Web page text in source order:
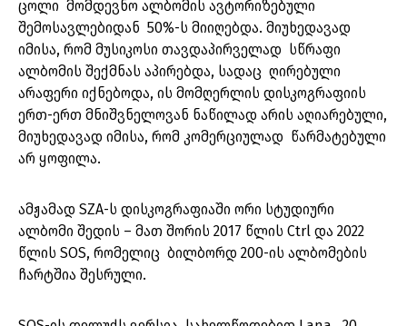
ცოლი მომდევნო ალბომის ავტორიზებული
შემოსავლებიდან 50%-ს მიიღებდა. მიუხედავად
იმისა, რომ მუსიკოსი თავდაპირველად სწრაფი
ალბომის შექმნას აპირებდა, სადაც ღირებული
არაფერი იქნებოდა, ის მომღერლის დისკოგრაფიის
ერთ-ერთ მნიშვნელოვან ნაწილად არის აღიარებული,
მიუხედავად იმისა, რომ კომერციულად წარმატებული
არ ყოფილა.
ამჟამად SZA-ს დისკოგრაფიაში ორი სტუდიური
ალბომი შედის – მათ შორის 2017 წლის Ctrl და 2022
წლის SOS, რომელიც ბილბორდ 200-ის ალბომების
ჩარტშია შესრული.